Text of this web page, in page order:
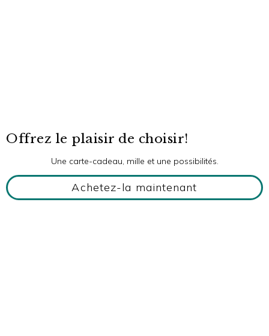
Offrez le plaisir de choisir!
Une carte-cadeau, mille et une possibilités.
Achetez-la maintenant